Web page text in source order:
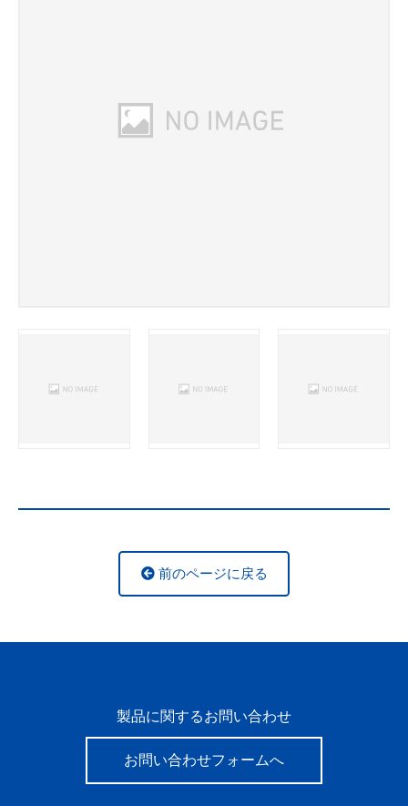
前のページに戻る
製品に関するお問い合わせ
お問い合わせフォームへ